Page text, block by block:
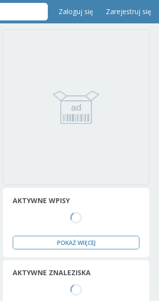
Zaloguj się Zarejestruj się
AKTYWNE WPISY
POKAŻ WIĘCEJ
AKTYWNE ZNALEZISKA